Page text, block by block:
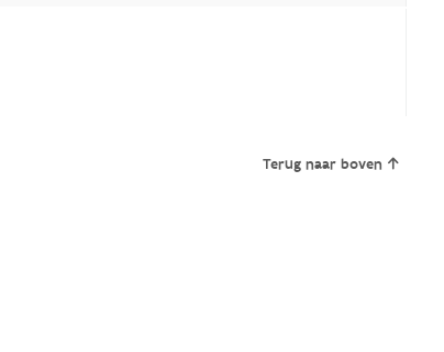
Terug naar boven